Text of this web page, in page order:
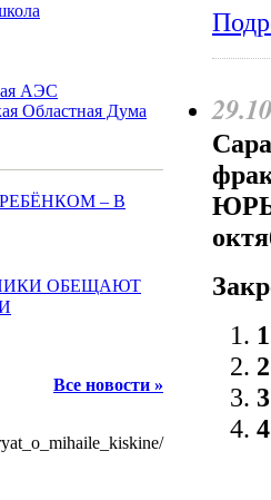
АЭС
Областная Дума
– В
ОБЕЩАЮТ
Все новости »